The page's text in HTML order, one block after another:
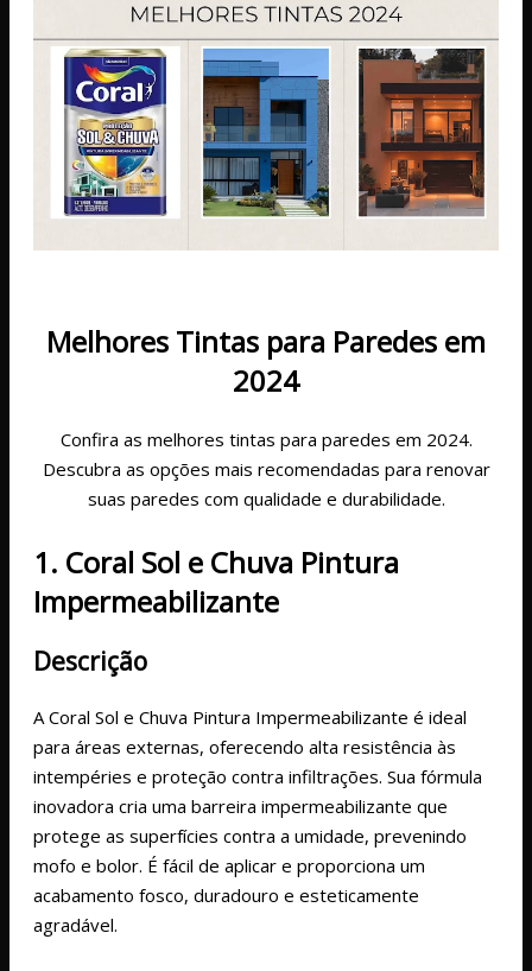
Melhores Tintas para Paredes em
2024
Confira as melhores tintas para paredes em 2024.
Descubra as opções mais recomendadas para renovar
suas paredes com qualidade e durabilidade.
1. Coral Sol e Chuva Pintura
Impermeabilizante
Descrição
A Coral Sol e Chuva Pintura Impermeabilizante é ideal
para áreas externas, oferecendo alta resistência às
intempéries e proteção contra infiltrações. Sua fórmula
inovadora cria uma barreira impermeabilizante que
protege as superfícies contra a umidade, prevenindo
mofo e bolor. É fácil de aplicar e proporciona um
acabamento fosco, duradouro e esteticamente
agradável.